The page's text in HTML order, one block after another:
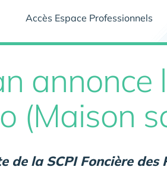
Accès Espace Professionnels
(Maison
de la SCPI Foncière des